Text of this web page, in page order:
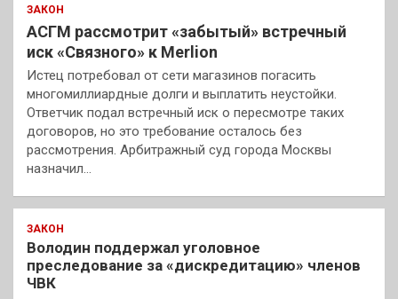
ЗАКОН
АСГМ рассмотрит «забытый» встречный
иск «Связного» к Merlion
Истец потребовал от сети магазинов погасить
многомиллиардные долги и выплатить неустойки.
Ответчик подал встречный иск о пересмотре таких
договоров, но это требование осталось без
рассмотрения. Арбитражный суд города Москвы
назначил…
ЗАКОН
Володин поддержал уголовное
преследование за «дискредитацию» членов
ЧВК